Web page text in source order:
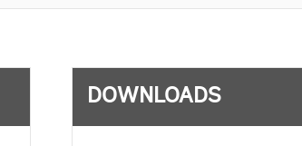
DOWNLOADS